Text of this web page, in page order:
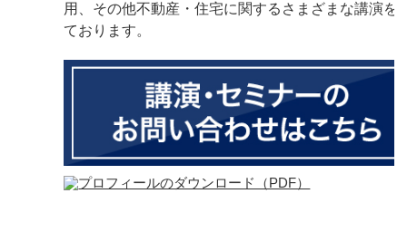
用、その他不動産・住宅に関するさまざまな講演を
ております。